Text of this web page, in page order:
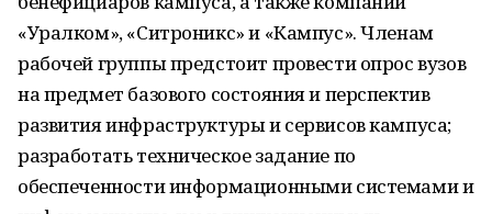
«Уралком», «Ситроникс» и «Кампус». Членам
рабочей группы предстоит провести опрос вузов
на предмет базового состояния и перспектив
развития инфраструктуры и сервисов кампуса;
разработать техническое задание по
обеспеченности информационными системами и